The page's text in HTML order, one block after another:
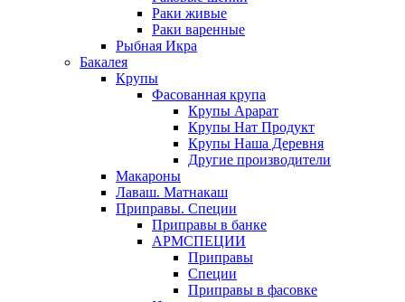
Раки живые
Раки варенные
Рыбная Икра
Бакалея
Крупы
Фасованная крупа
Крупы Арарат
Крупы Нат Продукт
Крупы Наша Деревня
Другие производители
Макароны
Лаваш. Матнакаш
Приправы. Специи
Приправы в банке
АРМСПЕЦИИ
Приправы
Специи
Приправы в фасовке